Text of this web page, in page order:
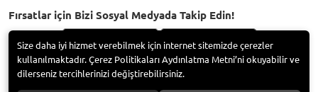
Fırsatlar için Bizi Sosyal Medyada Takip Edin!
Size daha iyi hizmet verebilmek için internet sitemizde çerezler
kullanılmaktadır. Çerez Politikaları Aydınlatma Metni’ni okuyabilir ve
dilerseniz tercihlerinizi değiştirebilirsiniz.